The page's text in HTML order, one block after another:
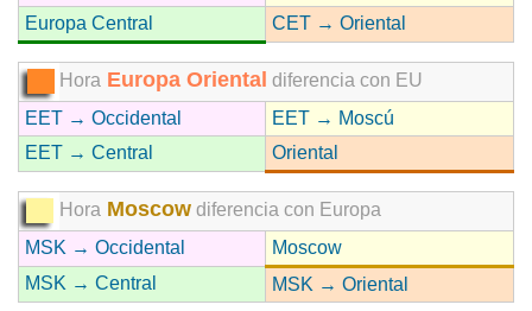
Europa Central
CET → Oriental
Hora Europa Oriental diferencia con EU
EET → Occidental
EET → Moscú
EET → Central
Oriental
Hora Moscow diferencia con Europa
MSK → Occidental
Moscow
MSK → Central
MSK → Oriental